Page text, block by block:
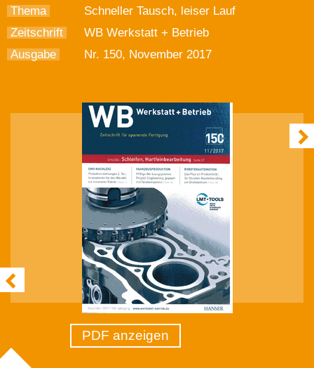
Thema
Schneller Tausch, leiser Lauf
Zeitschrift
WB Werkstatt + Betrieb
Ausgabe
Nr. 150, November 2017
PDF anzeigen